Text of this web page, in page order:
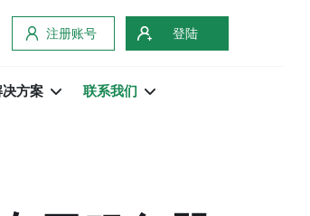
注册账号 登陆
决方案 联系我们